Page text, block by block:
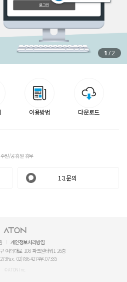
1 /2
이용방법 다운로드
주말/공휴일 휴무
1:1문의
개인정보처리방침
여의대로 108 파크원타워1 26층
Fax. 02)786-4274우.07335
© ATON Inc.